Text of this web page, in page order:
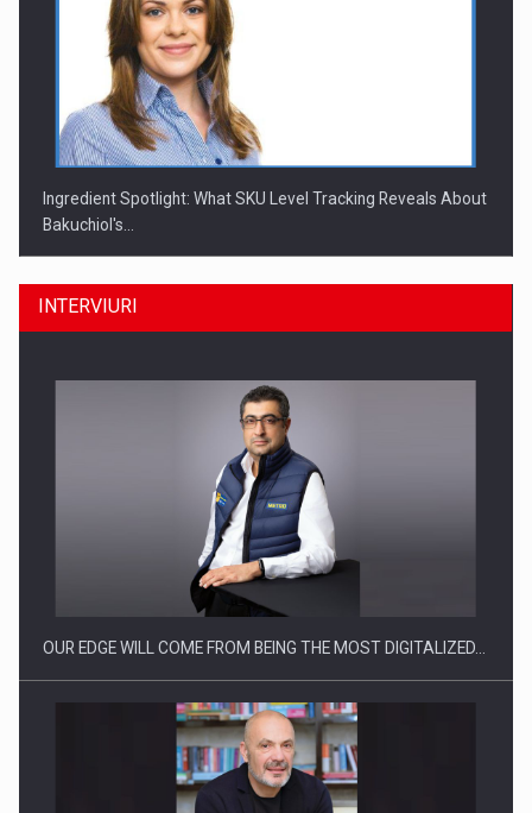
Ingredient Spotlight: What SKU Level Tracking Reveals About
Bakuchiol's…
Producatorii si comerciantii care nu se supun noilor
INTERVIURI
OUR EDGE WILL COME FROM BEING THE MOST DIGITALIZED…